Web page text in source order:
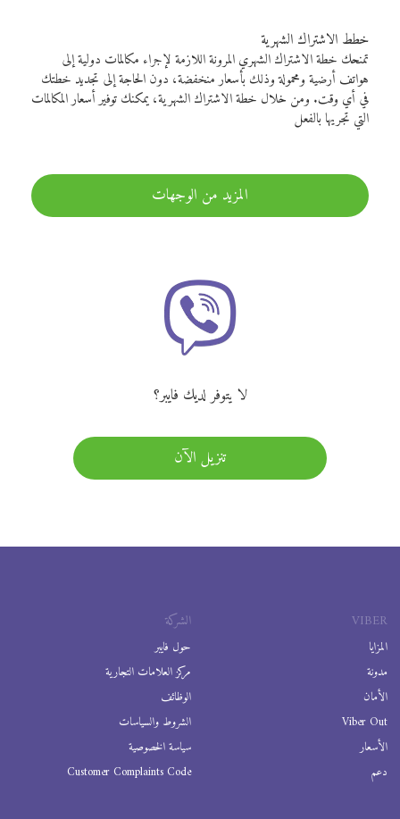
خطط الاشتراك الشهرية
تمنحك خطة الاشتراك الشهري المرونة اللازمة لإجراء مكالمات دولية إلى
هواتف أرضية ومحمولة وذلك بأسعار منخفضة، دون الحاجة إلى تجديد خطتك
في أي وقت. ومن خلال خطة الاشتراك الشهرية، يمكنك توفير أسعار المكالمات
التي تجريها بالفعل
المزيد من الوجهات
لا يتوفر لديك فايبر؟
تنزيل الآن
VIBER
المزايا
مدونة
الأمان
Viber Out
الأسعار
دعم
الشركة
حول فايبر
مركز العلامات التجارية
الوظائف
الشروط والسياسات
سياسة الخصوصية
Customer Complaints Code